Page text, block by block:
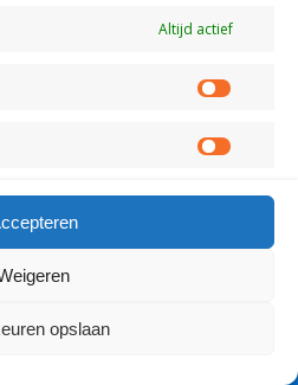
Altijd actief
opslaan